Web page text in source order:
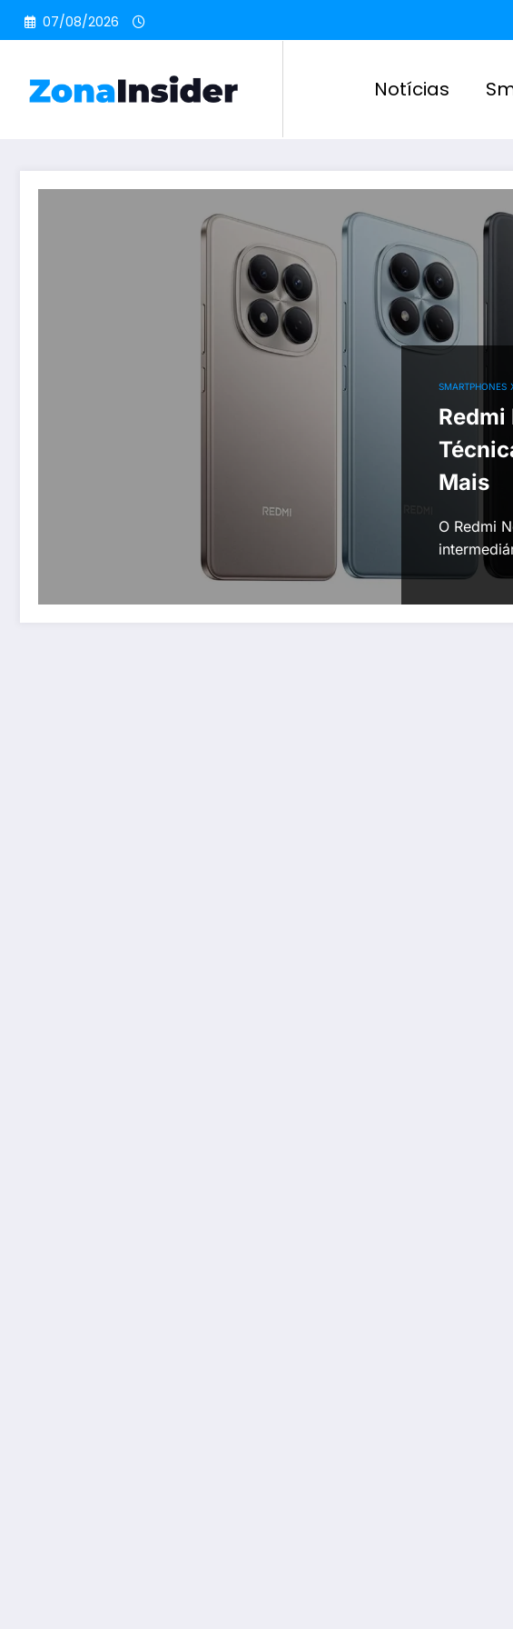
Pular
para
conteúdo
07/08/2026
Notícias
SMARTPHONES
Redmi
Mais
O Redmi